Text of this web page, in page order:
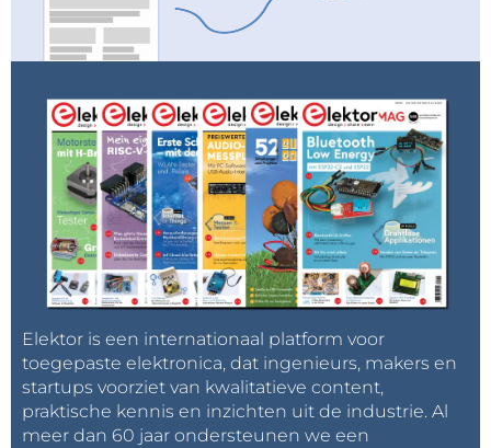
Elektor is een internationaal platform voor
toegepaste elektronica, dat ingenieurs, makers en
startups voorziet van kwalitatieve content,
praktische kennis en inzichten uit de industrie. Al
meer dan 60 jaar ondersteunen we een